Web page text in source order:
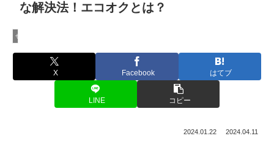
な解決法！エコオクとは？
せどりで稼ぐ
X Facebook はてブ
LINE コピー
2024.01.22 2024.04.11